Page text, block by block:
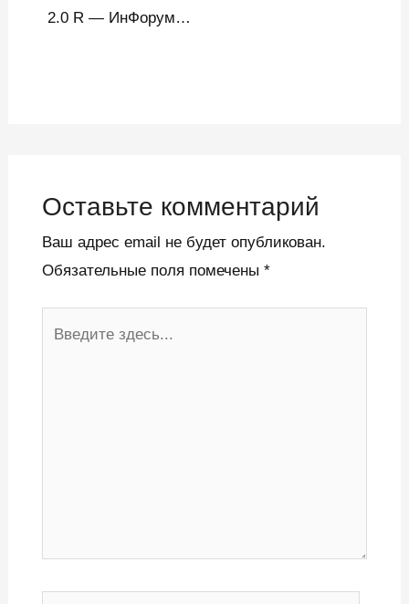
2.0 R — ИнФорум…
Оставьте комментарий
Ваш адрес email не будет опубликован.
Обязательные поля помечены *